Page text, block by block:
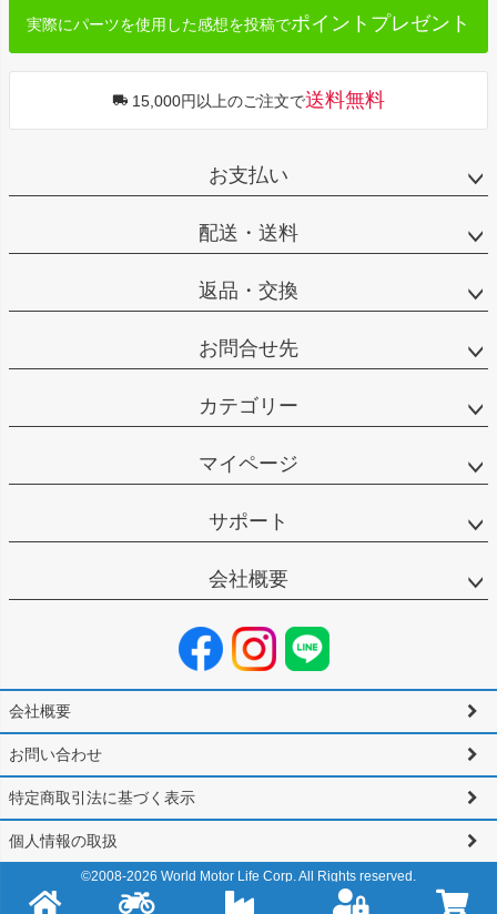
実際にパーツを使用した感想を投稿でポイントプレゼント
15,000円以上のご注文で送料無料
お支払い
配送・送料
返品・交換
お問合せ先
カテゴリー
マイページ
サポート
会社概要
会社概要
お問い合わせ
特定商取引法に基づく表示
個人情報の取扱
©2008-2026 World Motor Life Corp. All Rights reserved.